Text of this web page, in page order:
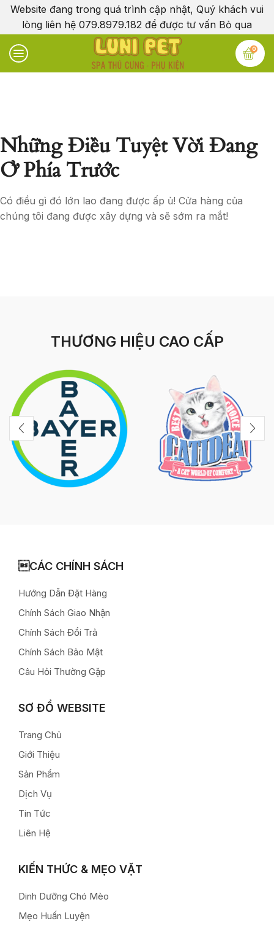
Website đang trong quá trình cập nhật, Quý khách vui
lòng liên hệ 079.8979.182 để được tư vấn Bỏ qua
0
Những Điều Tuyệt Vời Đang
Ở Phía Trước
Có điều gì đó lớn lao đang được ấp ủ! Cửa hàng của
chúng tôi đang được xây dựng và sẽ sớm ra mắt!
THƯƠNG HIỆU CAO CẤP
CÁC CHÍNH SÁCH
Hướng Dẫn Đặt Hàng
Chính Sách Giao Nhận
Chính Sách Đổi Trả
Chính Sách Bảo Mật
Câu Hỏi Thường Gặp
SƠ ĐỒ WEBSITE
Trang Chủ
Giới Thiệu
Sản Phẩm
Dịch Vụ
Tin Tức
Liên Hệ
KIẾN THỨC & MẸO VẶT
Dinh Dưỡng Chó Mèo
Mẹo Huấn Luyện